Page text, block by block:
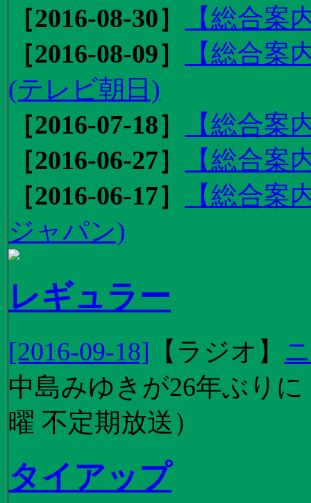
［2016-08-30］
【総合
［2016-08-09］
【総合
(テレビ朝日)
［2016-07-18］
【総合案
［2016-06-27］
【総合案
［2016-06-17］
【総合
ジャパン)
レギュラー
[2016-09-18] 【 ラジオ 】
中島みゆきが26年ぶり
曜 不定期放送）
タイアップ